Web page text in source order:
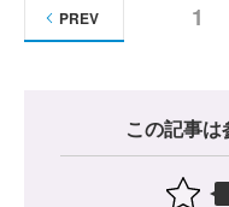
1
PREV
この記事は